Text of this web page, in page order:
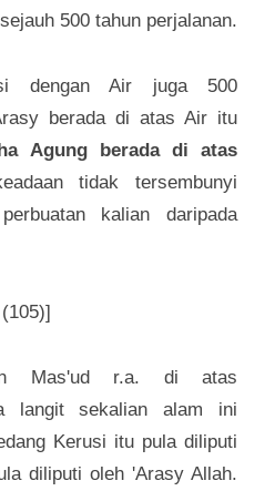
500 tahun perjalanan.
dengan Air juga 500
berada di atas Air itu
Agung berada di atas
tidak tersembunyi
kalian daripada
Mas'ud r.a. di atas
langit sekalian alam ini
Kerusi itu pula diliputi
diliputi oleh 'Arasy Allah.